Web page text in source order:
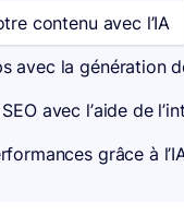
contenu avec l’IA
avec la génération
avec l’aide de
grâce à